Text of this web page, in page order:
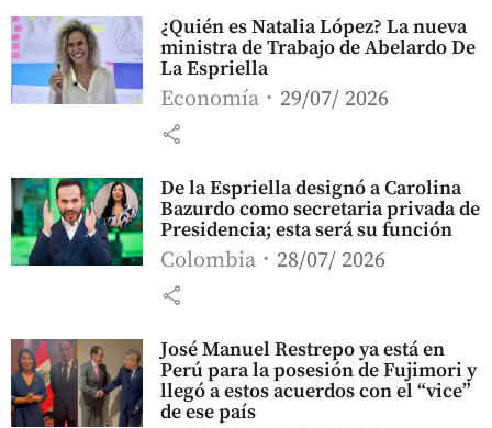
¿Quién es Natalia López? La nueva
ministra de Trabajo de Abelardo De
La Espriella
Economía 29/07/ 2026
share
De la Espriella designó a Carolina
Bazurdo como secretaria privada de
Presidencia; esta será su función
Colombia 28/07/ 2026
share
José Manuel Restrepo ya está en
Perú para la posesión de Fujimori y
llegó a estos acuerdos con el “vice”
de ese país